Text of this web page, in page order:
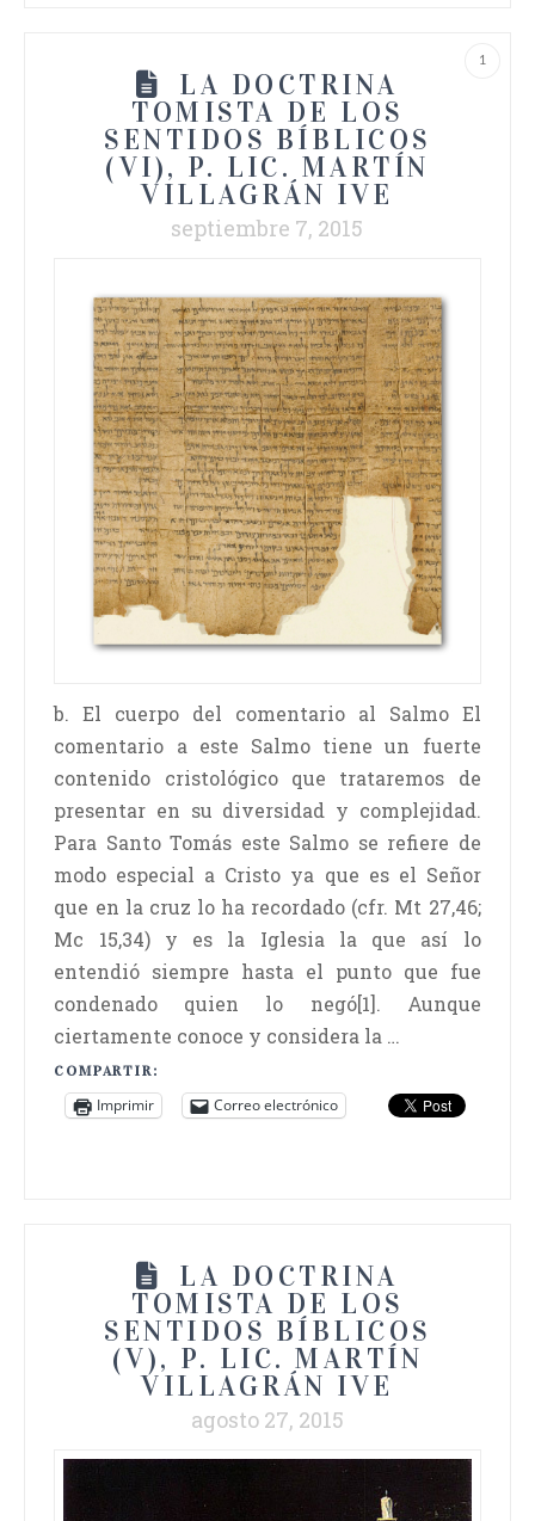
1
LA DOCTRINA
TOMISTA DE LOS
SENTIDOS BÍBLICOS
(VI), P. LIC. MARTÍN
VILLAGRÁN IVE
septiembre 7, 2015
b. El cuerpo del comentario al Salmo El
comentario a este Salmo tiene un fuerte
contenido cristológico que trataremos de
presentar en su diversidad y complejidad.
Para Santo Tomás este Salmo se refiere de
modo especial a Cristo ya que es el Señor
que en la cruz lo ha recordado (cfr. Mt 27,46;
Mc 15,34) y es la Iglesia la que así lo
entendió siempre hasta el punto que fue
condenado quien lo negó[1]. Aunque
ciertamente conoce y considera la …
COMPARTIR:
Imprimir Correo electrónico
LA DOCTRINA
TOMISTA DE LOS
SENTIDOS BÍBLICOS
(V), P. LIC. MARTÍN
VILLAGRÁN IVE
agosto 27, 2015